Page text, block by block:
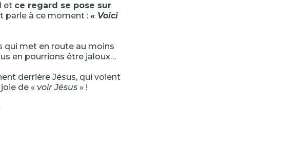
et ce regard se pose sur
parle à ce moment : « Voici
qui met en route au moins
en pourrions être jaloux…
derrière Jésus, qui voient
de « voir Jésus » !